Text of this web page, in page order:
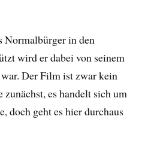
Normalbürger in den
wird er dabei von seinem
Der Film ist zwar kein
es handelt sich um
doch geht es hier durchaus